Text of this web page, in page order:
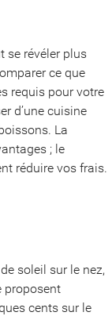
se révéler plus
ce que
requis pour votre
d’une cuisine
La
; le
réduire vos frais.
soleil sur le nez,
proposent
cents sur le